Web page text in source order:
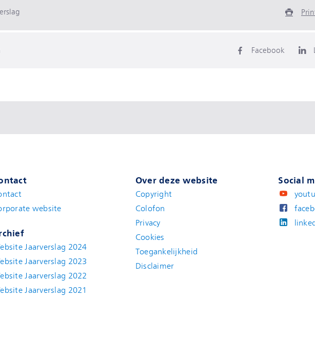
Facebook
(new window)
website
Jaarverslag 2024
Jaarverslag 2023
Jaarverslag 2022
Jaarverslag 2021
Over deze website
Copyright
Colofon
Privacy
Cookies
Toegankelijkheid
Disclaimer
Social